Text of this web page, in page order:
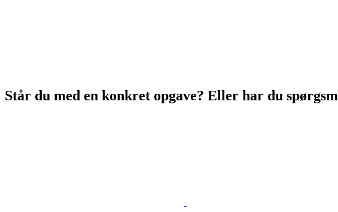
Står du med en konkret opgave? Eller har du